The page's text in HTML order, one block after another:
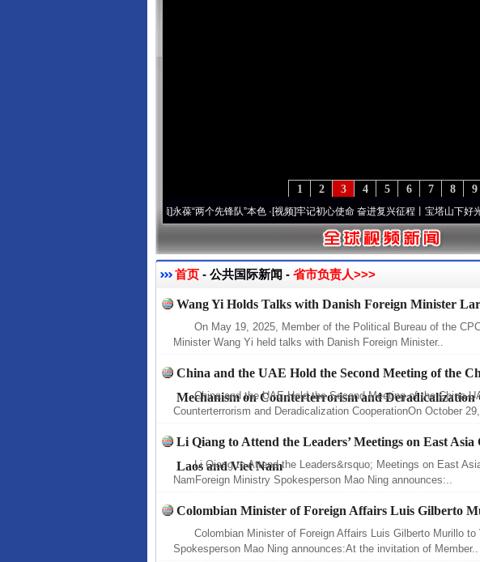
9
8
7
6
5
4
3
2
1
永葆“两个先锋队”本色·[视频]牢记初心使命 奋进复兴征程丨宝塔山下好光景..·[
首页 - 公共国际新闻 - 省市负责人>>>
Wang Yi Holds Talks with Danish Foreign Minister
On May 19, 2025, Member of the Political Bureau of the
Minister Wang Yi held talks with Danish Foreign Minister..
China and the UAE Hold the Second Meeting of the
Mechanism on Counterterrorism and Deradicalization
China and the UAE Hold the Second Meeting of the China-
Counterterrorism and Deradicalization CooperationOn October
Li Qiang to Attend the Leaders’ Meetings on East
Laos and Viet Nam
Li Qiang to Attend the Leaders&rsquo; Meetings on East
NamForeign Ministry Spokesperson Mao Ning announces:..
Colombian Minister of Foreign Affairs Luis Gilberto
Colombian Minister of Foreign Affairs Luis Gilberto Murillo
Spokesperson Mao Ning announces:At the invitation of Member..